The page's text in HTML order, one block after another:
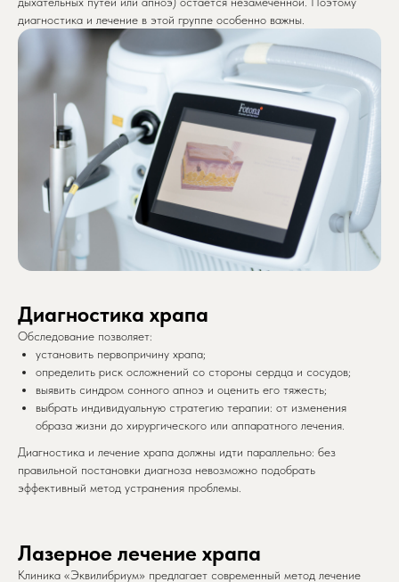
диагностика и лечение в этой группе особенно важны.
Диагностика храпа
Обследование позволяет:
установить первопричину храпа;
определить риск осложнений со стороны сердца и сосудов;
выявить синдром сонного апноэ и оценить его тяжесть;
выбрать индивидуальную стратегию терапии: от изменения
образа жизни до хирургического или аппаратного лечения.
Диагностика и лечение храпа должны идти параллельно: без
правильной постановки диагноза невозможно подобрать
эффективный метод устранения проблемы.
Лазерное лечение храпа
Клиника «Эквилибриум» предлагает современный метод лечение